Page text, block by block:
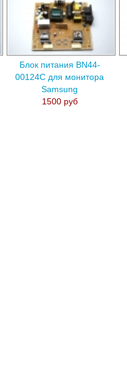
Блок питания BN44-
00124C для монитора
Samsung
1500 руб